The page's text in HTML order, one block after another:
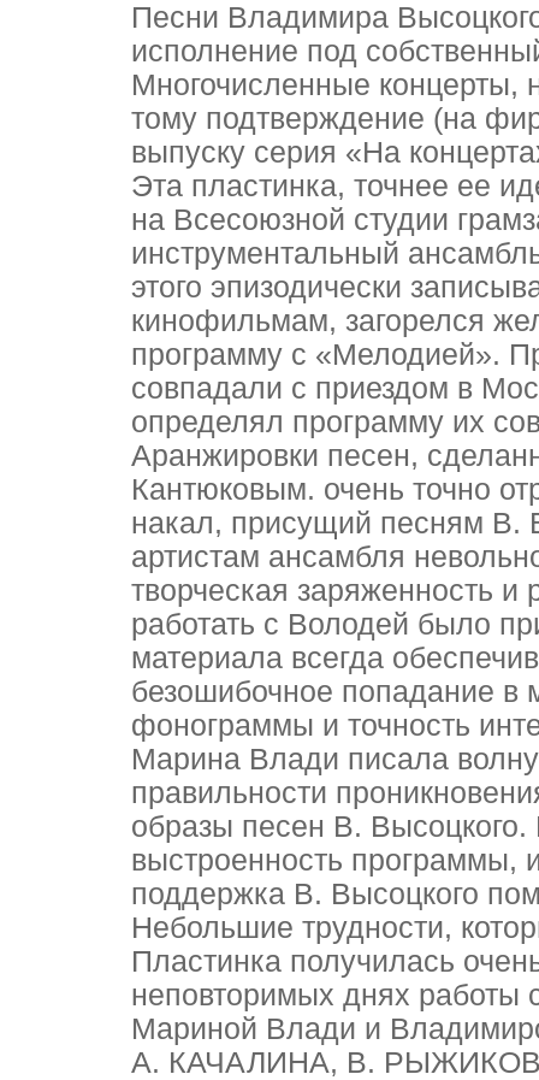
Песни Владимира
исполнение под
Многочисленные концерты,
тому подтверждение (на
выпуску серия «На
Эта пластинка, точнее ее
на Всесоюзной студии
инструментальный
этого эпизодически
кинофильмам, загорелся
программу с «Мелодией».
совпадали с приездом в
определял программу их
Аранжировки песен,
Кантюковым. очень точно
накал, присущий песням В.
артистам ансамбля
творческая заряженность
работать с Володей было
материала всегда
безошибочное попадание в
фонограммы и точность
Марина Влади писала
правильности
образы песен В.
выстроенность программы,
поддержка В. Высоцкого
Небольшие трудности,
Пластинка получилась
неповторимых днях работы
Мариной Влади и
А. КАЧАЛИНА, В.